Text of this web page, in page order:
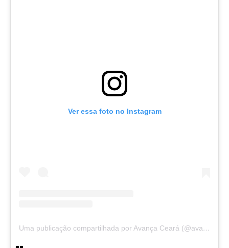
Ver essa foto no Instagram
Uma publicação compartilhada por Avança Ceará (@avancaceara)